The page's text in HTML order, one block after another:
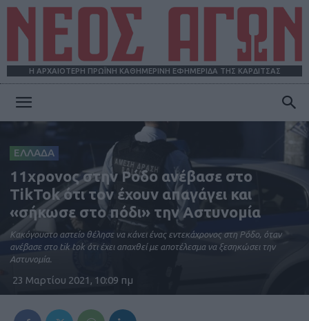
Η ΑΡΧΑΙΟΤΕΡΗ ΠΡΩΪΝΗ ΚΑΘΗΜΕΡΙΝΗ ΕΦΗΜΕΡΙΔΑ ΤΗΣ ΚΑΡΔΙΤΣΑΣ
ΑΓΩΝ
ΕΛΛΑΔΑ
11χρονος στην Ρόδο ανέβασε στο
TikTok ότι τον έχουν απαγάγει και
«σήκωσε στο πόδι» την Αστυνομία
Κακόγουστο αστείο θέλησε να κάνει ένας εντεκάχρονος στη Ρόδο, όταν
ανέβασε στο tik tok ότι έχει απαχθεί με αποτέλεσμα να ξεσηκώσει την
Αστυνομία.
23 Μαρτίου 2021, 10:09 πμ